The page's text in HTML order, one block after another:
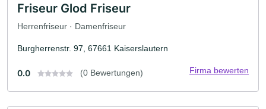
Friseur Glod Friseur
Herrenfriseur · Damenfriseur
Burgherrenstr. 97, 67661 Kaiserslautern
0.0 (0 Bewertungen) Firma bewerten